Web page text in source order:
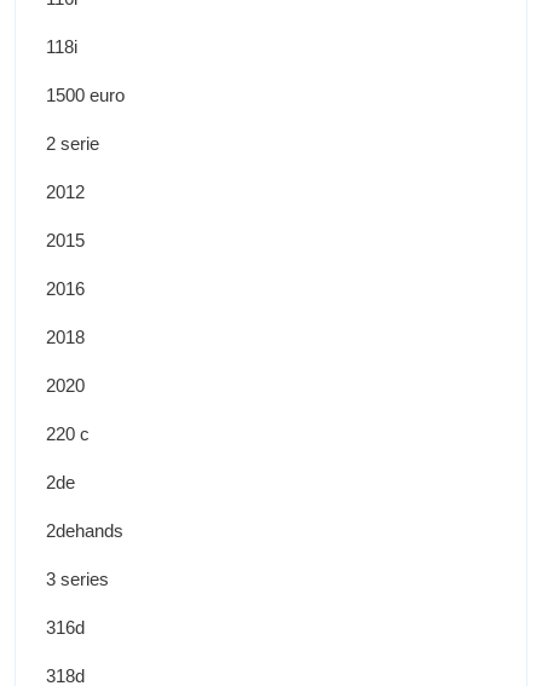
118i
1500 euro
2 serie
2012
2015
2016
2018
2020
220 c
2de
2dehands
3 series
316d
318d